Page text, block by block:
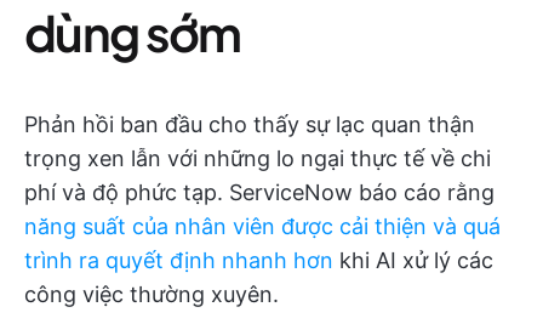
dùng sớm
Phản hồi ban đầu cho thấy sự lạc quan thận
trọng xen lẫn với những lo ngại thực tế về chi
phí và độ phức tạp. ServiceNow báo cáo rằng
năng suất của nhân viên được cải thiện và quá
trình ra quyết định nhanh hơn khi AI xử lý các
công việc thường xuyên.